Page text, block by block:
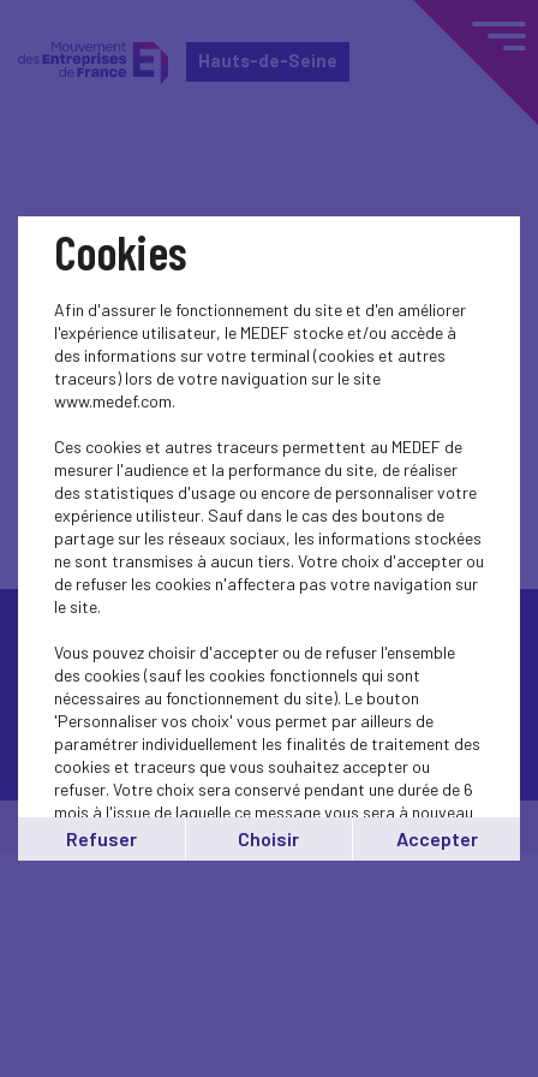
Hauts-de-Seine
Événements nationaux
SOCIAL
Contactez-nous
Cookies
Afin d'assurer le fonctionnement du site et d'en améliorer
l'expérience utilisateur, le MEDEF stocke et/ou accède à
des informations sur votre terminal (cookies et autres
traceurs) lors de votre naviguation sur le site
www.medef.com.
Ces cookies et autres traceurs permettent au MEDEF de
mesurer l'audience et la performance du site, de réaliser
des statistiques d'usage ou encore de personnaliser votre
expérience utilisteur. Sauf dans le cas des boutons de
partage sur les réseaux sociaux, les informations stockées
ne sont transmises à aucun tiers. Votre choix d'accepter ou
de refuser les cookies n'affectera pas votre navigation sur
le site.
Vous pouvez choisir d'accepter ou de refuser l'ensemble
des cookies (sauf les cookies fonctionnels qui sont
nécessaires au fonctionnement du site). Le bouton
'Personnaliser vos choix' vous permet par ailleurs de
paramétrer individuellement les finalités de traitement des
cookies et traceurs que vous souhaitez accepter ou
refuser. Votre choix sera conservé pendant une durée de 6
mois à l'issue de laquelle ce message vous sera à nouveau
affiché..
Vous pouvez modifier votre choix à tout moment en
Refuser Choisir Accepter